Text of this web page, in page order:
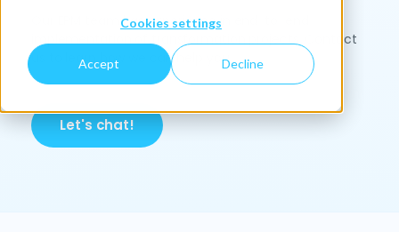
Cookies settings
Accept Decline
Our EPM team has experience in end-to-end
implementation of transformation projects. Contact
us to learn how we can help you.
Let's chat!